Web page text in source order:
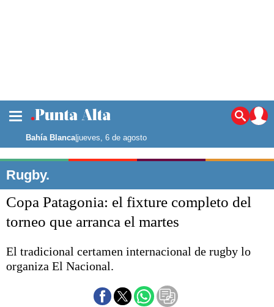
Punta Alta
Lo último
De interés
Noticias
Bahía Blanca
Punta Alta
El país
Opinión
Bahía Blanca|jueves, 6 de agosto
Rugby.
Copa Patagonia: el fixture completo del
torneo que arranca el martes
El tradicional certamen internacional de rugby lo
organiza El Nacional.